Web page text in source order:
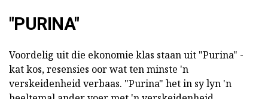
"PURINA"
Voordelig uit die ekonomie klas staan uit "Purina" -
kat kos, resensies oor wat ten minste 'n
verskeidenheid verbaas. "Purina" het in sy lyn 'n